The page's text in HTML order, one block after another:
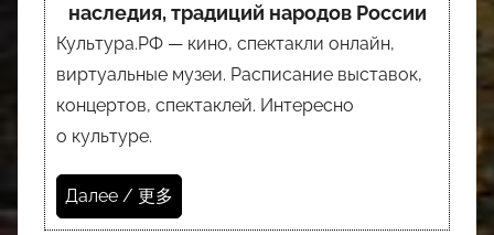
наследия, традиций народов России
Культура.РФ — кино, спектакли онлайн,
виртуальные музеи. Расписание выставок,
концертов, спектаклей. Интересно
о культуре.
Далее / 更多